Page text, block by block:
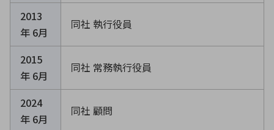
2013
年 6月
同社 執行役員
2015
年 6月
同社 常務執行役員
2024
年 6月
同社 顧問